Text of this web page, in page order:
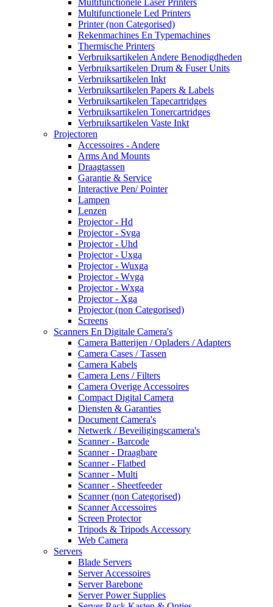
Multifunctionele Led Printers
Printer (non Categorised)
Rekenmachines En Typemachines
Thermische Printers
Verbruiksartikelen Andere Benodigdheden
Verbruiksartikelen Drum & Fuser Units
Verbruiksartikelen Inkt
Verbruiksartikelen Papers & Labels
Verbruiksartikelen Tapecartridges
Verbruiksartikelen Tonercartridges
Verbruiksartikelen Vaste Inkt
Projectoren
Accessoires - Andere
Arms And Mounts
Draagtassen
Garantie & Service
Interactive Pen/ Pointer
Lampen
Lenzen
Projector - Hd
Projector - Svga
Projector - Uhd
Projector - Uxga
Projector - Wuxga
Projector - Wvga
Projector - Wxga
Projector - Xga
Projector (non Categorised)
Screens
Scanners En Digitale Camera's
Camera Batterijen / Opladers / Adapters
Camera Cases / Tassen
Camera Kabels
Camera Lens / Filters
Camera Overige Accessoires
Compact Digital Camera
Diensten & Garanties
Document Camera's
Netwerk / Beveiligingscamera's
Scanner - Barcode
Scanner - Draagbare
Scanner - Flatbed
Scanner - Multi
Scanner - Sheetfeeder
Scanner (non Categorised)
Scanner Accessoires
Screen Protector
Tripods & Tripods Accessory
Web Camera
Servers
Blade Servers
Server Accessoires
Server Barebone
Server Power Supplies